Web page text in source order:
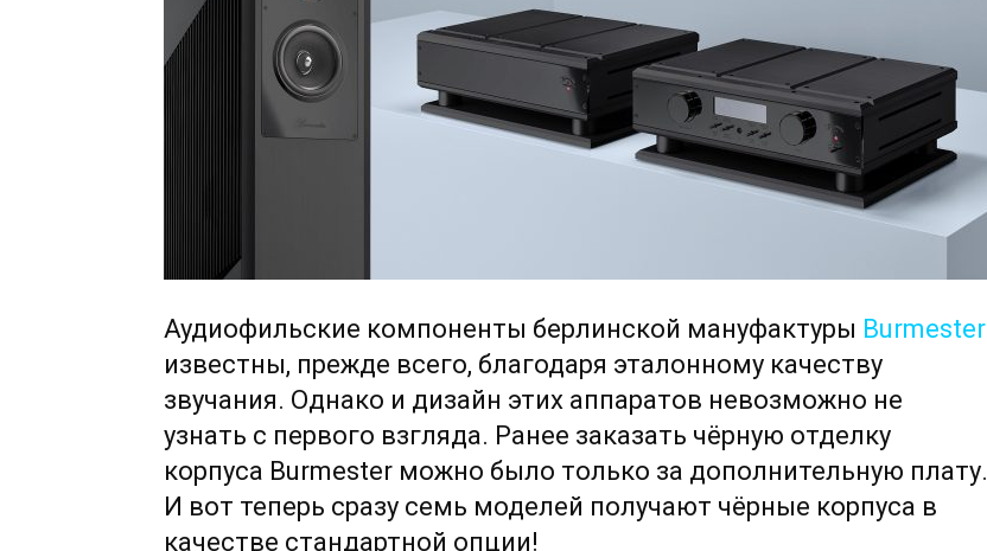
Аудиофильские компоненты берлинской мануфактуры Burmester
известны, прежде всего, благодаря эталонному качеству
звучания. Однако и дизайн этих аппаратов невозможно не
узнать с первого взгляда. Ранее заказать чёрную отделку
корпуса Burmester можно было только за дополнительную плату.
И вот теперь сразу семь моделей получают чёрные корпуса в
качестве стандартной опции!